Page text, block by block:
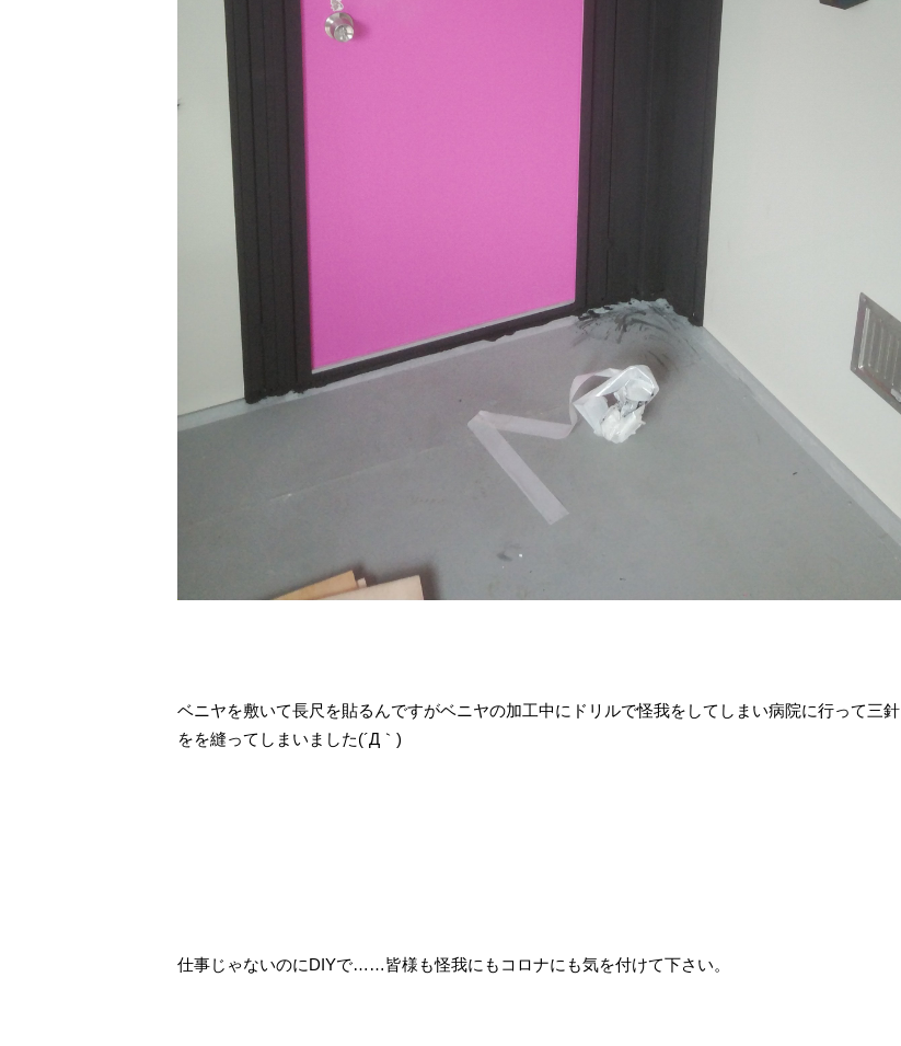
ベニヤを敷いて長尺を貼るんですがベニヤの加工中にドリルで怪我をしてしまい病院に行って三針
をを縫ってしまいました(´Д｀)
仕事じゃないのにDIYで……皆様も怪我にもコロナにも気を付けて下さい。